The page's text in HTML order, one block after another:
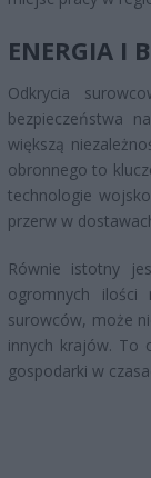
ENERGIA I
Odkrycia
bezpieczeństwa
większą
obronnego to
technologie
przerw w
Równie istotny
ogromnych ilości
surowców, może
innych krajów. To
gospodarki w